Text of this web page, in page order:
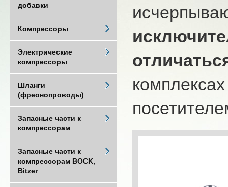
добавки
Компрессоры
Электрические
компрессоры
Шланги
(фреонопроводы)
Запасные части к
компрессорам
Запасные части к
компрессорам BOCK,
Bitzer